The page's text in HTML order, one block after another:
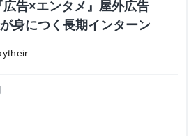
広告×エンタメ』屋外広告
身につく長期インターン